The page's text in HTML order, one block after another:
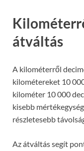
átváltás
A kilométerről
kilométereket 10
kilométer 10 000
kisebb
részletesebb
Az átváltás segít